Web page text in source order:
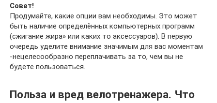
Совет!
Продумайте, какие опции вам необходимы. Это может
быть наличие определённых компьютерных программ
(сжигание жира» или каких то аксессуаров). В первую
очередь уделите внимание значимым для вас моментам
-нецелесообразно переплачивать за то, чем вы не
будете пользоваться.
Польза и вред велотренажера. Что